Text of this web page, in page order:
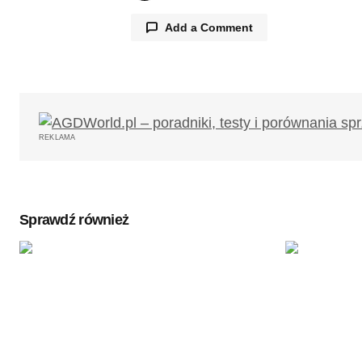
Add a Comment
REKLAMA
Sprawdź również